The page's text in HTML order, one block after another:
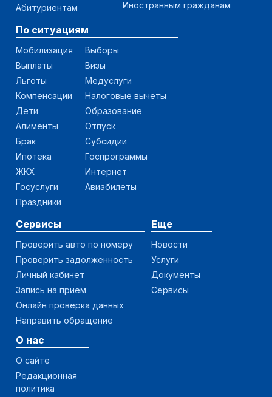
Абитуриентам
Иностранным гражданам
По ситуациям
Мобилизация
Выплаты
Льготы
Компенсации
Дети
Алименты
Брак
Ипотека
ЖКХ
Госуслуги
Праздники
Выборы
Визы
Медуслуги
Налоговые вычеты
Образование
Отпуск
Субсидии
Госпрограммы
Интернет
Авиабилеты
Сервисы
Проверить авто по номеру
Проверить задолженность
Личный кабинет
Запись на прием
Онлайн проверка данных
Направить обращение
Еще
Новости
Услуги
Документы
Сервисы
О нас
О сайте
Редакционная
политика